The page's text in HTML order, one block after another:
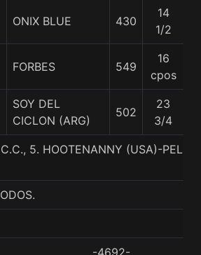
ONIX BLUE 430
14
1/2
FORBES 549
16
cpos
SOY DEL
CICLON (ARG)
502
23
3/4
5. HOOTENANNY (USA)-
-4692-